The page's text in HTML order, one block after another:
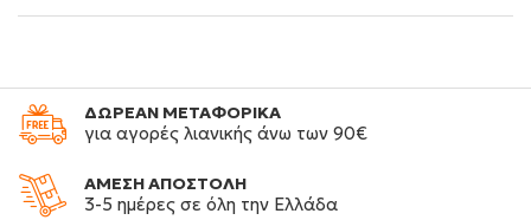
ΔΩΡΕΑΝ ΜΕΤΑΦΟΡΙΚΑ
για αγορές λιανικής άνω των 90€
ΑΜΕΣΗ ΑΠΟΣΤΟΛΗ
3-5 ημέρες σε όλη την Ελλάδα